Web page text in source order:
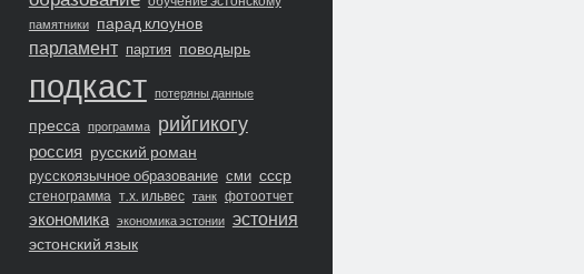
памятники парад клоунов
парламент партия поводырь
подкаст потеряны данные
пресса программа рийгикогу
россия русский роман
русскоязычное образование сми ссср
стенограмма т.х. ильвес танк фотоотчет
экономика экономика эстонии эстония
эстонский язык